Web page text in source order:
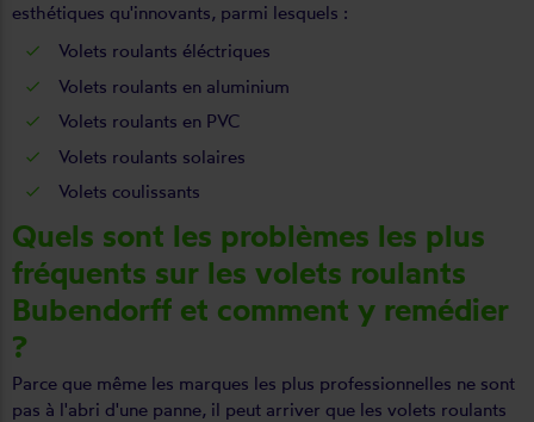
esthétiques qu'innovants, parmi lesquels :
Volets roulants éléctriques
Volets roulants en aluminium
Volets roulants en PVC
Volets roulants solaires
Volets coulissants
Quels sont les problèmes les plus
fréquents sur les volets roulants
Bubendorff et comment y remédier
?
Parce que même les marques les plus professionnelles ne sont
pas à l'abri d'une panne, il peut arriver que les volets roulants